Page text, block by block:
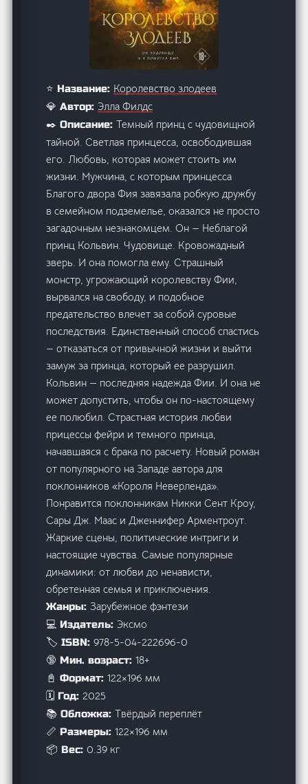
⭐ Название: Королевство злодеев
💎 Автор: Элла Филдс
✒️ Описание:Темный принц с чудовищной
тайной. Светлая принцесса, освободившая
его. Любовь, которая может стоить им
жизни. Мужчина, с которым принцесса
Благого двора Фия завязала робкую дружбу
в семейном подземелье, оказался не просто
загадочным незнакомцем. Он — Неблагой
принц Кольвин. Чудовище. Кровожадный
зверь. И она помогла ему. Страшный
монстр, угрожающий королевству Фии,
вырвался на свободу, и подобное
предательство влечет за собой суровые
последствия. Единственный способ спастись
— отказаться от привычной жизни и выйти
замуж за принца, который ее разрушил.
Кольвин — последняя надежда Фии. И она не
может допустить, чтобы он по-настоящему
ее полюбил. Страстная история любви
прицессы фейри и темного принца,
начавшаяся с брака по расчету. Новый роман
от популярного на Западе автора для
поклонников «Короля Неверленда».
Понравится поклонникам Никки Сент Кроу,
Сары Дж. Маас и Дженнифер Арментроут.
Жаркие сцены, политические интриги и
настоящие чувства. Самые популярные
динамики: от любви до ненависти,
обретенная семья и приключения.
Жанры:Зарубежное фэнтези
💻 Издатель: Эксмо
🏷️ ISBN:978-5-04-222696-0
🔞 Мин. возраст:18+
📓 Формат:122×196 мм
🗓️ Год:2025
📚 Обложка:Твёрдый переплёт
📏 Размеры:122×196 мм
📦 Вес:0.39 кг